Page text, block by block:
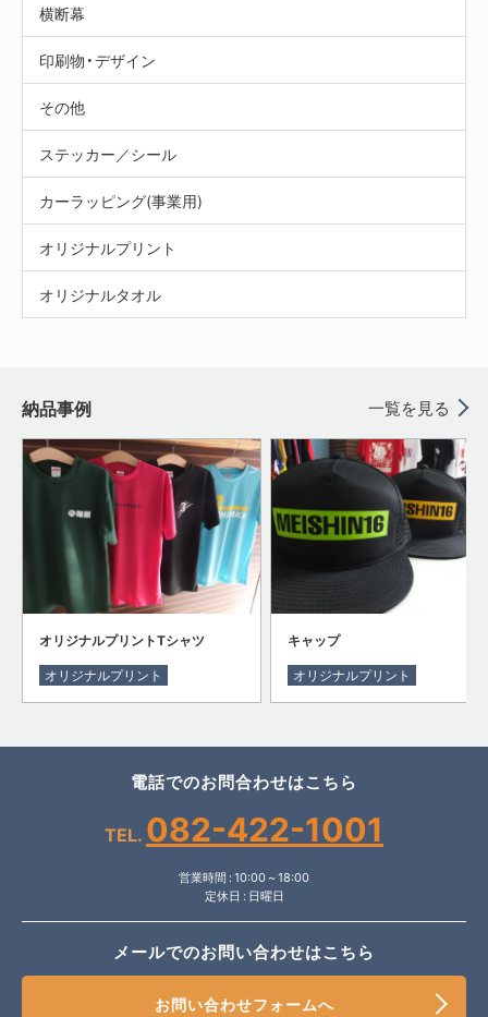
横断幕
印刷物・デザイン
その他
ステッカー／シール
カーラッピング(事業用)
オリジナルプリント
オリジナルタオル
納品事例 一覧を見る
オリジナルプリントTシャツ
オリジナルプリント
キャップ
オリジナルプリント
電話でのお問合わせはこちら
TEL. 082-422-1001
営業時間 : 10:00 ~ 18:00
定休日 : 日曜日
メールでのお問い合わせはこちら
お問い合わせフォームへ